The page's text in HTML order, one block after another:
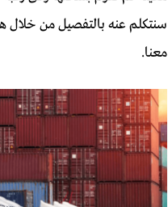
سنتكلم عنه بالتفصيل من خلال
معنا.